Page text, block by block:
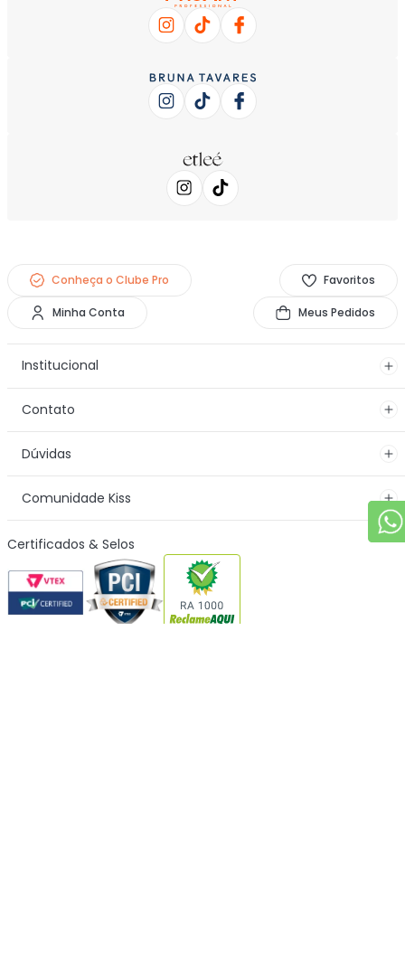
Conheça o Clube Pro Favoritos
Minha Conta Meus Pedidos
Institucional
Contato
Dúvidas
Comunidade Kiss
Certificados & Selos